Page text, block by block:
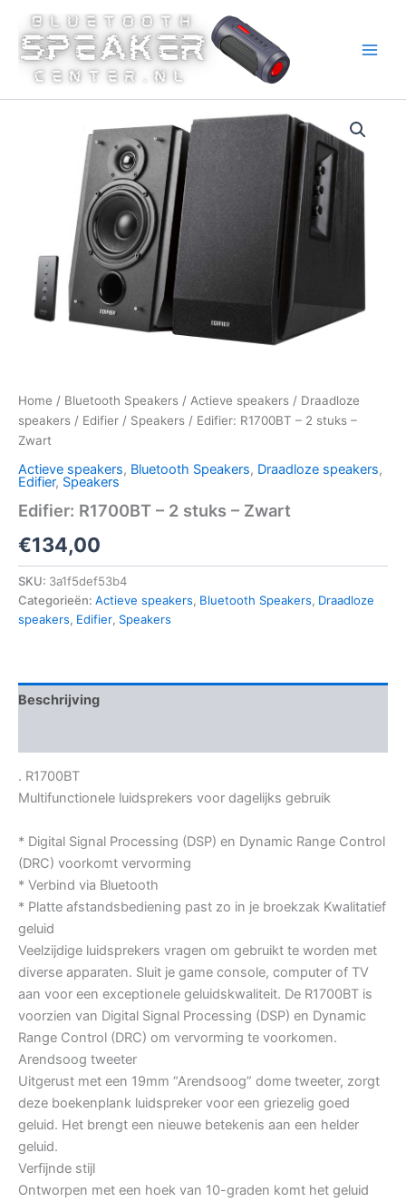
naar
inhoud
Home / Bluetooth Speakers / Actieve speakers / Draadloze
speakers / Edifier / Speakers / Edifier: R1700BT – 2 stuks –
Zwart
Actieve speakers, Bluetooth Speakers, Draadloze speakers,
Edifier, Speakers
Edifier: R1700BT – 2 stuks – Zwart
€134,00
SKU: 3a1f5def53b4
Categorieën: Actieve speakers, Bluetooth Speakers, Draadloze
speakers, Edifier, Speakers
Beschrijving
. R1700BT
Multifunctionele luidsprekers voor dagelijks gebruik
* Digital Signal Processing (DSP) en Dynamic Range Control
(DRC) voorkomt vervorming
* Verbind via Bluetooth
* Platte afstandsbediening past zo in je broekzak Kwalitatief
geluid
Veelzijdige luidsprekers vragen om gebruikt te worden met
diverse apparaten. Sluit je game console, computer of TV
aan voor een exceptionele geluidskwaliteit. De R1700BT is
voorzien van Digital Signal Processing (DSP) en Dynamic
Range Control (DRC) om vervorming te voorkomen.
Arendsoog tweeter
Uitgerust met een 19mm “Arendsoog” dome tweeter, zorgt
deze boekenplank luidspreker voor een griezelig goed
geluid. Het brengt een nieuwe betekenis aan een helder
geluid.
Verfijnde stijl
Ontworpen met een hoek van 10-graden komt het geluid